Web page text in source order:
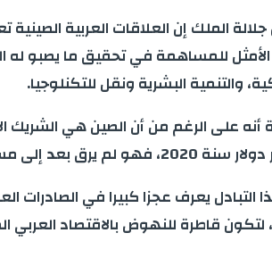
الملك إن العلاقات العربية
للمساهمة في تحقيق ما يصبو له
والتنمية البشرية ونقل للتكنلوجيا.
أنه على الرغم من أن الصين هي الشريك
التبادل يعرف عجزا كبيرا في الصادرات
لتكون قاطرة للنهوض بالاقتصاد العربي